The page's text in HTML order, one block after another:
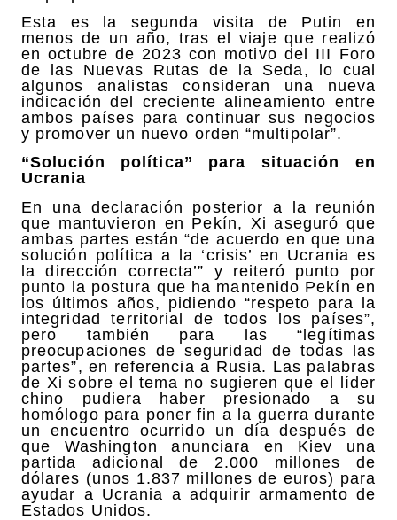
Esta es la segunda visita de Putin en
menos de un año, tras el viaje que realizó
en octubre de 2023 con motivo del III Foro
de las Nuevas Rutas de la Seda, lo cual
algunos analistas consideran una nueva
indicación del creciente alineamiento entre
ambos países para continuar sus negocios
y promover un nuevo orden “multipolar”.
“Solución política” para situación en
Ucrania
En una declaración posterior a la reunión
que mantuvieron en Pekín, Xi aseguró que
ambas partes están “de acuerdo en que una
solución política a la ‘crisis’ en Ucrania es
la dirección correcta’” y reiteró punto por
punto la postura que ha mantenido Pekín en
los últimos años, pidiendo “respeto para la
integridad territorial de todos los países”,
pero también para las “legítimas
preocupaciones de seguridad de todas las
partes”, en referencia a Rusia. Las palabras
de Xi sobre el tema no sugieren que el líder
chino pudiera haber presionado a su
homólogo para poner fin a la guerra durante
un encuentro ocurrido un día después de
que Washington anunciara en Kiev una
partida adicional de 2.000 millones de
dólares (unos 1.837 millones de euros) para
ayudar a Ucrania a adquirir armamento de
Estados Unidos.